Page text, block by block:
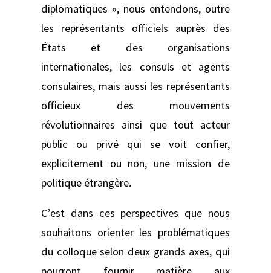
diplomatiques », nous entendons, outre
les représentants officiels auprès des
États et des organisations
internationales, les consuls et agents
consulaires, mais aussi les représentants
officieux des mouvements
révolutionnaires ainsi que tout acteur
public ou privé qui se voit confier,
explicitement ou non, une mission de
politique étrangère.
C’est dans ces perspectives que nous
souhaitons orienter les problématiques
du colloque selon deux grands axes, qui